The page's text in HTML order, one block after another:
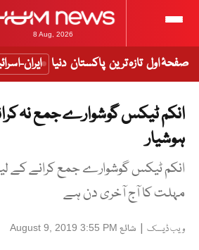
8 Aug, 2026
صفحۂ اول تازہ ترین پاکستان دنیا ایران-
انکم ٹیکس گوشوارے جمع نہ
ہوشیار
انکم ٹیکس گوشوارے جمع کرانے کے
مہلت کا آج آخری دن ہے
ویب ڈیسک | شائع August 9, 2019 3:55 PM